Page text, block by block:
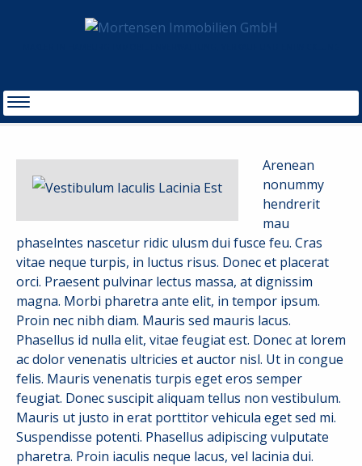
Arenean
nonummy
hendrerit
mau
phaselntes nascetur ridic ulusm dui fusce feu. Cras
vitae neque turpis, in luctus risus. Donec et placerat
orci. Praesent pulvinar lectus massa, at dignissim
magna. Morbi pharetra ante elit, in tempor ipsum.
Proin nec nibh diam. Mauris sed mauris lacus.
Phasellus id nulla elit, vitae feugiat est. Donec at lorem
ac dolor venenatis ultricies et auctor nisl. Ut in congue
felis. Mauris venenatis turpis eget eros semper
feugiat. Donec suscipit aliquam tellus non vestibulum.
Mauris ut justo in erat porttitor vehicula eget sed mi.
Suspendisse potenti. Phasellus adipiscing vulputate
pharetra. Proin iaculis neque lacus, vel lacinia dui.